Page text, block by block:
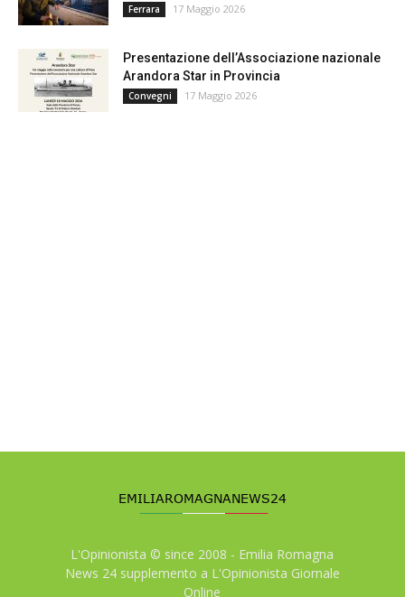
Ferrara 17 Maggio 2026
Presentazione dell’Associazione nazionale
Arandora Star in Provincia
Convegni 17 Maggio 2026
L'Opinionista © since 2008 - Emilia Romagna
News 24 supplemento a L'Opinionista Giornale
Online